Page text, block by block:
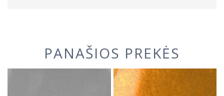
PANAŠIOS PREKĖS